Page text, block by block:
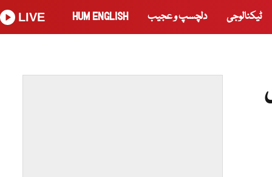
ٹیکنالوجی دلچسپ و عجیب HUM ENGLISH
LIVE